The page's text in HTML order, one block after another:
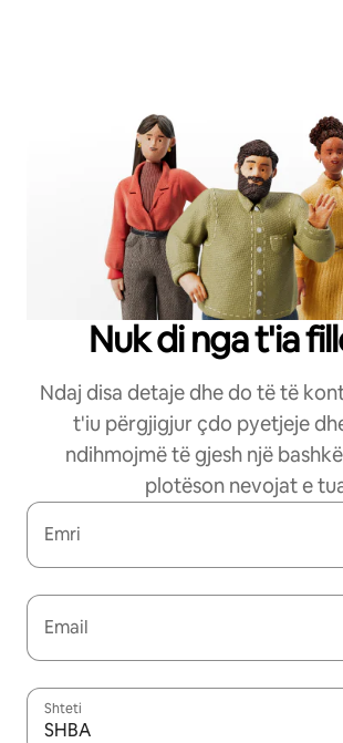
Nuk di nga t'ia
Ndaj disa detaje dhe do të të
t'iu përgjigjur çdo pyetjeje
ndihmojmë të gjesh një
plotëson nevojat e
Emri
Email
Shteti
SHBA